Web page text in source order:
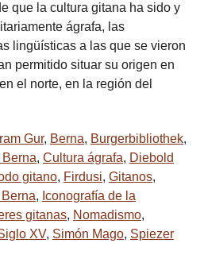
que la cultura gitana ha sido y
ágrafa, las
lingüísticas a las que se vieron
permitido situar su origen en
el norte, en la región del
Gur, Berna, Burgerbibliothek,
, Cultura ágrafa, Diebold
gitano, Firdusi, Gitanos,
, Iconografía de la
gitanas, Nomadismo,
XV, Simón Mago, Spiezer